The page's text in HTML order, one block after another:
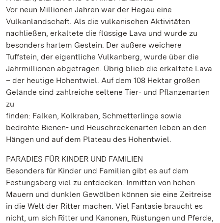
Vor neun Millionen Jahren war der Hegau eine
Vulkanlandschaft. Als die vulkanischen Aktivitäten
nachließen, erkaltete die flüssige Lava und wurde zu
besonders hartem Gestein. Der äußere weichere
Tuffstein, der eigentliche Vulkanberg, wurde über die
Jahrmillionen abgetragen. Übrig blieb die erkaltete Lava
– der heutige Hohentwiel. Auf dem 108 Hektar großen
Gelände sind zahlreiche seltene Tier- und Pflanzenarten
zu
finden: Falken, Kolkraben, Schmetterlinge sowie
bedrohte Bienen- und Heuschreckenarten leben an den
Hängen und auf dem Plateau des Hohentwiel.
PARADIES FÜR KINDER UND FAMILIEN
Besonders für Kinder und Familien gibt es auf dem
Festungsberg viel zu entdecken: Inmitten von hohen
Mauern und dunklen Gewölben können sie eine Zeitreise
in die Welt der Ritter machen. Viel Fantasie braucht es
nicht, um sich Ritter und Kanonen, Rüstungen und Pferde,